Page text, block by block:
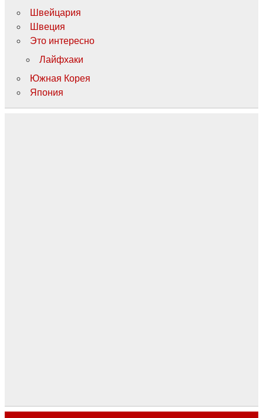
Швейцария
Швеция
Это интересно
Лайфхаки
Южная Корея
Япония